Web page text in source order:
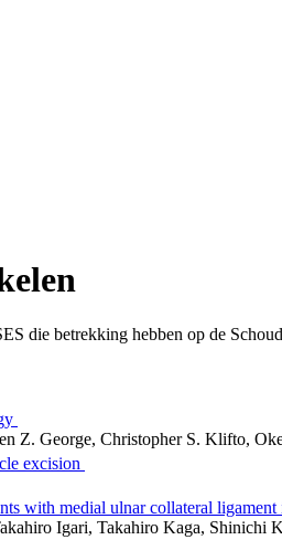
die betrekking hebben op de
Z. George, Christopher S. Klifto,
excision
with medial ulnar collateral
Igari, Takahiro Kaga, Shinichi